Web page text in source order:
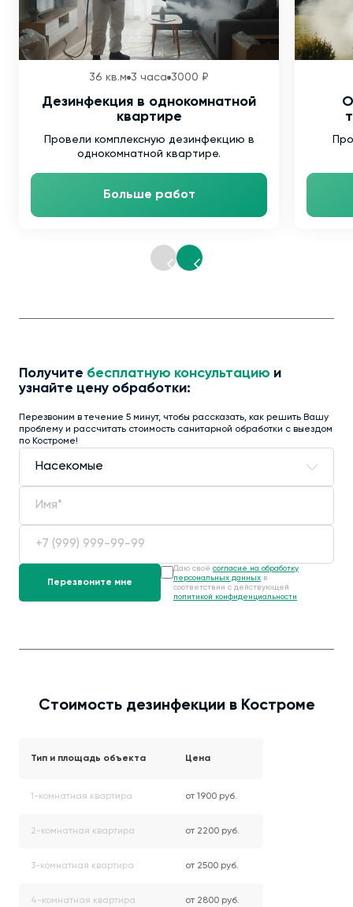
36 кв.м 3 часа 3000 ₽
Дезинфекция в однокомнатной
квартире
Провели комплексную дезинфекцию в
однокомнатной квартире.
Больше работ
Получите бесплатную консультацию и
узнайте цену обработки:
Перезвоним в течение 5 минут, чтобы рассказать, как решить Вашу
проблему и рассчитать стоимость санитарной обработки с выездом
по Костроме!
Даю своё согласие на обработку
персональных данных в
соответствии с действующей
политикой конфиденциальности .
Стоимость дезинфекции в Костроме
Тип и площадь объекта Цена
1-комнатная квартира от 1900 руб.
2-комнатная квартира от 2200 руб.
3-комнатная квартира от 2500 руб.
4-комнатная квартира от 2800 руб.